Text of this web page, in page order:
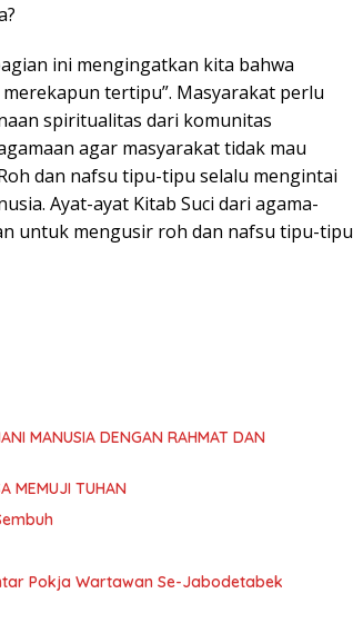
ini mengingatkan kita bahwa
tertipu”. Masyarakat perlu
spiritualitas dari komunitas
agar masyarakat tidak mau
dan nafsu tipu-tipu selalu mengintai
Ayat-ayat Kitab Suci dari agama-
untuk mengusir roh dan nafsu tipu-tipu
MANUSIA DENGAN RAHMAT DAN
MEMUJI TUHAN
Pokja Wartawan Se-Jabodetabek